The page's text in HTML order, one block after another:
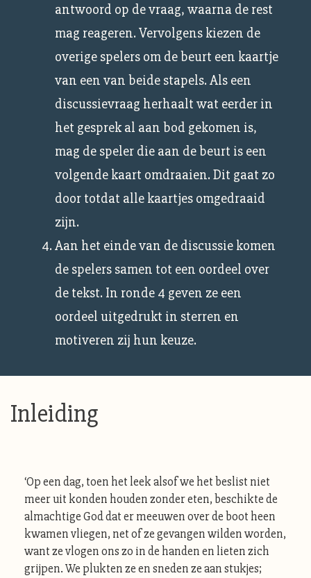
antwoord op de vraag, waarna de rest
mag reageren. Vervolgens kiezen de
overige spelers om de beurt een kaartje
van een van beide stapels. Als een
discussievraag herhaalt wat eerder in
het gesprek al aan bod gekomen is,
mag de speler die aan de beurt is een
volgende kaart omdraaien. Dit gaat zo
door totdat alle kaartjes omgedraaid
zijn.
Aan het einde van de discussie komen
de spelers samen tot een oordeel over
de tekst. In ronde 4 geven ze een
oordeel uitgedrukt in sterren en
motiveren zij hun keuze.
Inleiding
‘Op een dag, toen het leek alsof we het beslist niet
meer uit konden houden zonder eten, beschikte de
almachtige God dat er meeuwen over de boot heen
kwamen vliegen, net of ze gevangen wilden worden,
want ze vlogen ons zo in de handen en lieten zich
grijpen. We plukten ze en sneden ze aan stukjes;